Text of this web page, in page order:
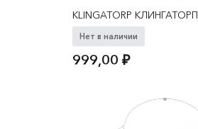
KLINGATORP КЛИНГАТОРП
Нет в наличии
999,00 ₽